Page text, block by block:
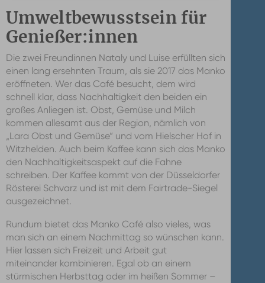
Umweltbewusstsein für
Genießer:innen
Die zwei Freundinnen Nataly und Luise erfüllten sich
einen lang ersehnten Traum, als sie 2017 das Manko
eröffneten. Wer das Café besucht, dem wird
schnell klar, dass Nachhaltigkeit den beiden ein
großes Anliegen ist. Obst, Gemüse und Milch
kommen allesamt aus der Region, nämlich von
„Lara Obst und Gemüse“ und vom Hielscher Hof in
Witzhelden. Auch beim Kaffee kann sich das Manko
den Nachhaltigkeitsaspekt auf die Fahne
schreiben. Der Kaffee kommt von der Düsseldorfer
Rösterei Schvarz und ist mit dem Fairtrade-Siegel
ausgezeichnet.
Rundum bietet das Manko Café also vieles, was
man sich an einem Nachmittag so wünschen kann.
Hier lassen sich Freizeit und Arbeit gut
miteinander kombinieren. Egal ob an einem
stürmischen Herbsttag oder im heißen Sommer –